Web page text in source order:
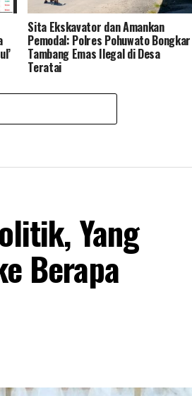
Sita Ekskavator dan Amankan
Pemodal: Polres Pohuwato Bongkar
Tambang Emas Ilegal di Desa
Teratai
Yang
Berapa